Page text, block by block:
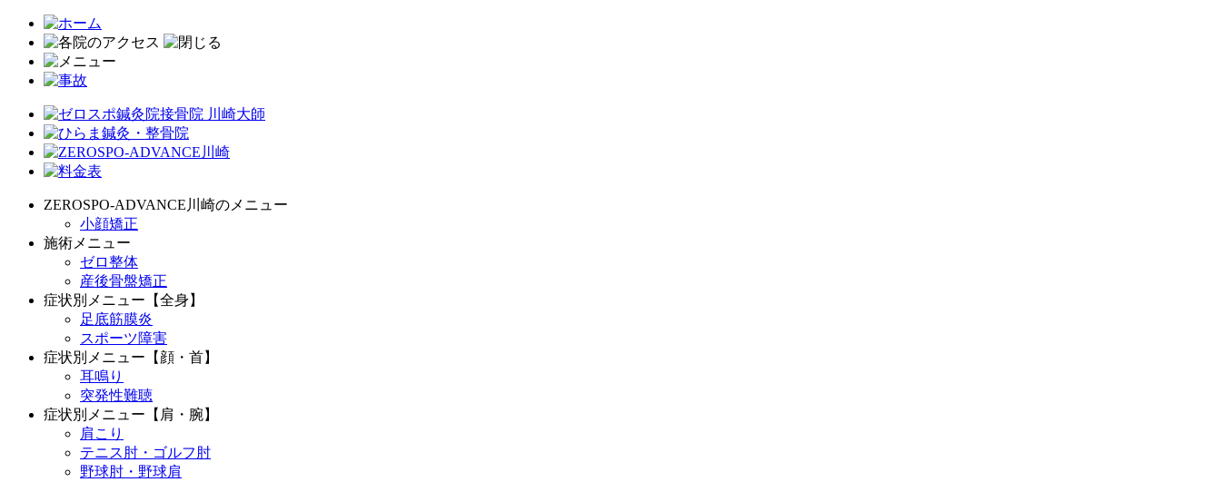
ZEROSPO-ADVANCE川崎のメニュー
小顔矯正
施術メニュー
ゼロ整体
産後骨盤矯正
症状別メニュー【全身】
足底筋膜炎
スポーツ障害
症状別メニュー【顔・首】
耳鳴り
突発性難聴
症状別メニュー【肩・腕】
肩こり
テニス肘・ゴルフ肘
野球肘・野球肩